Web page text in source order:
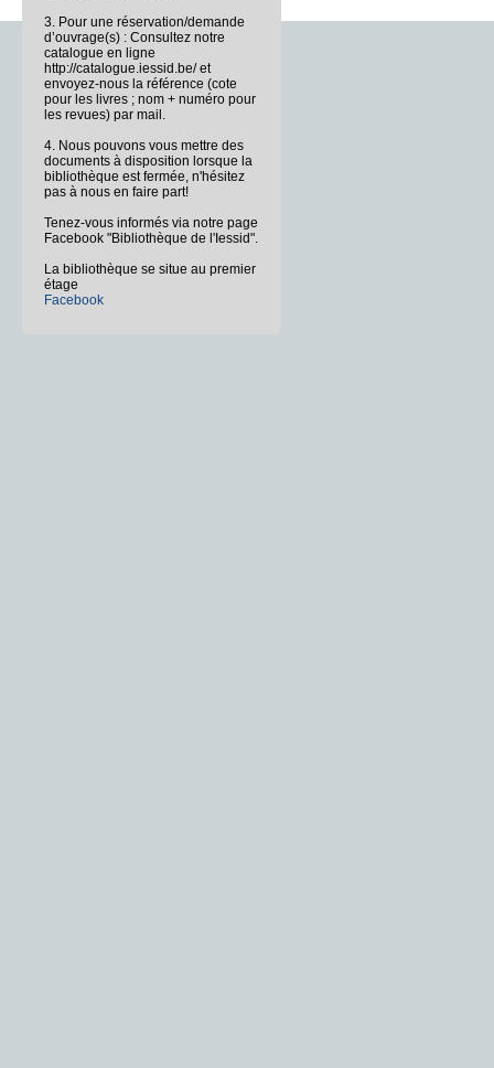
3. Pour une réservation/demande
d’ouvrage(s) : Consultez notre
catalogue en ligne
http://catalogue.iessid.be/ et
envoyez-nous la référence (cote
pour les livres ; nom + numéro pour
les revues) par mail.
4. Nous pouvons vous mettre des
documents à disposition lorsque la
bibliothèque est fermée, n'hésitez
pas à nous en faire part!
Tenez-vous informés via notre page
Facebook "Bibliothèque de l'Iessid".
La bibliothèque se situe au premier
étage
Facebook